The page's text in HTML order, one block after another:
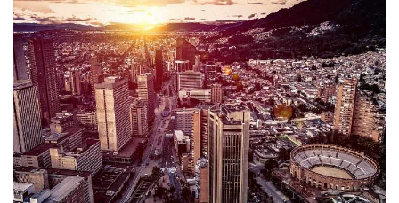
Préparer son voyage
Destinations
LA LETTRE
Outils pour voyageur
Sites utiles
Réserver un vol !